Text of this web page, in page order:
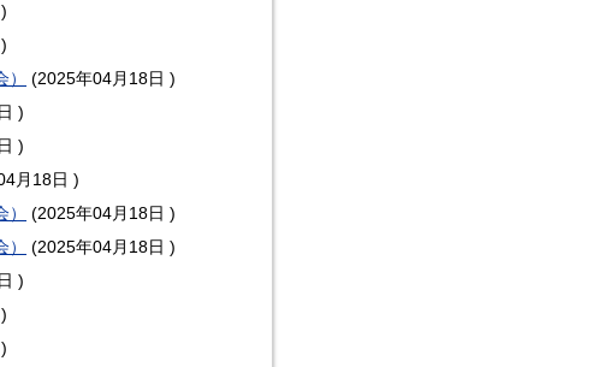
)
)
(2025年04月18日 )
)
)
月18日 )
(2025年04月18日 )
(2025年04月18日 )
)
)
)